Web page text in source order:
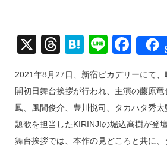
X
T
e
a
d
s
H
e
n
a
Li
e
F
c
e
b
o
2021年8月27日、新宿ピカデリーにて
開初日舞台挨拶が行われ、主演の藤原
鳳、風間俊介、豊川悦司、タカハタ秀
題歌を担当したKIRINJIの堀込高樹が登壇
舞台挨拶では、本作の見どころと共に、